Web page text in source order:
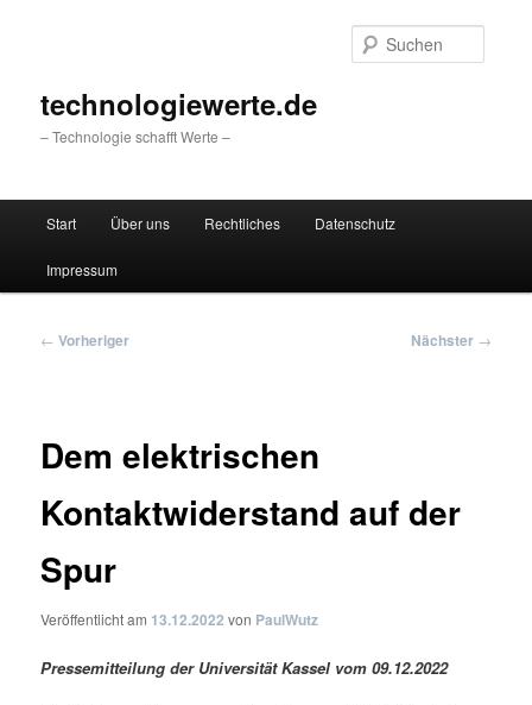
technologiewerte.de
– Technologie schafft Werte –
Start Über uns Rechtliches Datenschutz
Impressum
Beitragsnavigation
← Vorheriger Nächster →
Dem elektrischen
Kontaktwiderstand auf der
Spur
Veröffentlicht am 13.12.2022 von PaulWutz
Pressemitteilung der Universität Kassel vom 09.12.2022